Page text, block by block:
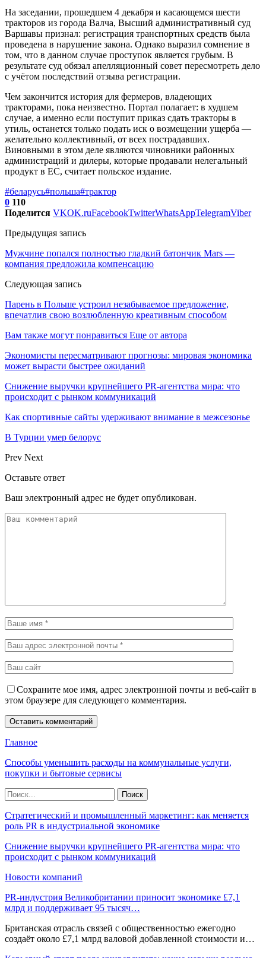
На заседании, прошедшем 4 декабря и касающемся шести
тракторов из города Валча, Высший административный суд
Варшавы признал: регистрация транспортных средств была
проведена в нарушение закона. Однако выразил сомнение в
том, что в данном случае проступок является грубым. В
результате суд обязал апелляционный совет пересмотреть дело
с учётом последствий отзыва регистрации.
Чем закончится история для фермеров, владеющих
тракторами, пока неизвестно. Портал полагает: в худшем
случае, а именно если поступит приказ сдать тракторы в
утиль, останется только подать иск о возмещении ущерба —
желательно коллективный, от всех пострадавших.
Виновными в этом деле являются чиновники районных
администраций и дилеры, которые продавали нелегальный
продукт в ЕС, считает польское издание.
#беларусь#польша#трактор
0 110
Поделится VKOK.ruFacebookTwitterWhatsAppTelegramViber
Предыдущая запись
Мужчине попался полностью гладкий батончик Mars —
компания предложила компенсацию
Следующая запись
Парень в Польше устроил незабываемое предложение,
впечатлив свою возлюбленную креативным способом
Вам также могут понравиться Еще от автора
Экономисты пересматривают прогнозы: мировая экономика
может вырасти быстрее ожиданий
Снижение выручки крупнейшего PR-агентства мира: что
происходит с рынком коммуникаций
Как спортивные сайты удерживают внимание в межсезонье
В Турции умер белорус
Prev Next
Оставьте ответ
Ваш электронный адрес не будет опубликован.
Сохраните мое имя, адрес электронной почты и веб-сайт в
этом браузере для следующего комментария.
Главное
Способы уменьшить расходы на коммунальные услуги,
покупки и бытовые сервисы
Стратегический и промышленный маркетинг: как меняется
роль PR в индустриальной экономике
Снижение выручки крупнейшего PR-агентства мира: что
происходит с рынком коммуникаций
Новости компаний
PR-индустрия Великобритании приносит экономике £7,1
млрд и поддерживает 95 тысяч…
Британская отрасль связей с общественностью ежегодно
создаёт около £7,1 млрд валовой добавленной стоимости и…